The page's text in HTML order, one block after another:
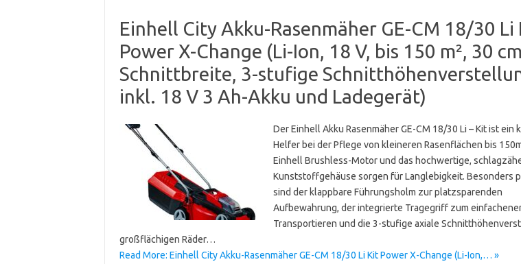
Einhell City Akku-Rasenmäher GE-CM 18/30 Li
Power X-Change (Li-Ion, 18 V, bis 150 m², 30 cm
Schnittbreite, 3-stufige
inkl. 18 V 3 Ah-Akku und Ladegerät)
Der Einhell Akku Rasenmäher GE-CM 18/30 Li – Kit ist ein
Helfer bei der Pflege von kleineren Rasenflächen bis
Einhell Brushless-Motor und das hochwertige,
Kunststoffgehäuse sorgen für Langlebigkeit. Besonders
sind der klappbare Führungsholm zur platzsparenden
Aufbewahrung, der integrierte Tragegriff zum
Transportieren und die 3-stufige axiale
großflächigen Räder…
Read More: Einhell City Akku-Rasenmäher GE-CM 18/30 Li Kit Power X-Change (Li-Ion,… »